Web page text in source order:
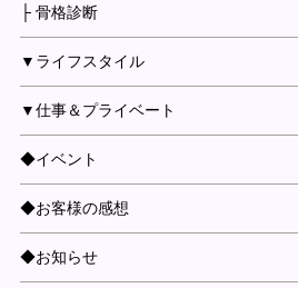
├ 骨格診断
▼ライフスタイル
▼仕事＆プライベート
◆イベント
◆お客様の感想
◆お知らせ